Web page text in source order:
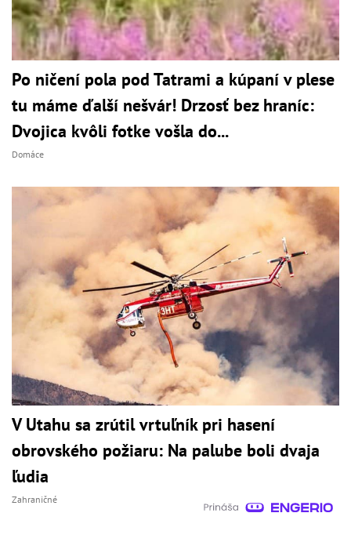
Po ničení pola pod Tatrami a kúpaní v plese
tu máme ďalší nešvár! Drzosť bez hraníc:
Dvojica kvôli fotke vošla do...
Domáce
V Utahu sa zrútil vrtuľník pri hasení
obrovského požiaru: Na palube boli dvaja
ľudia
Zahraničné